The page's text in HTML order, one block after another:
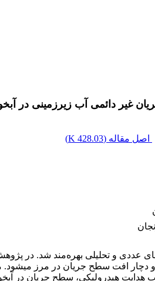
غیر دائمی آب زیرزمینی در
اصل مقاله (428.03 K
)
عددی و تحلیلی بهره‌‏مند شد. در
دچار افت سطح جریان در مرز
هدایت هیدرولیکی، سطح جریان در